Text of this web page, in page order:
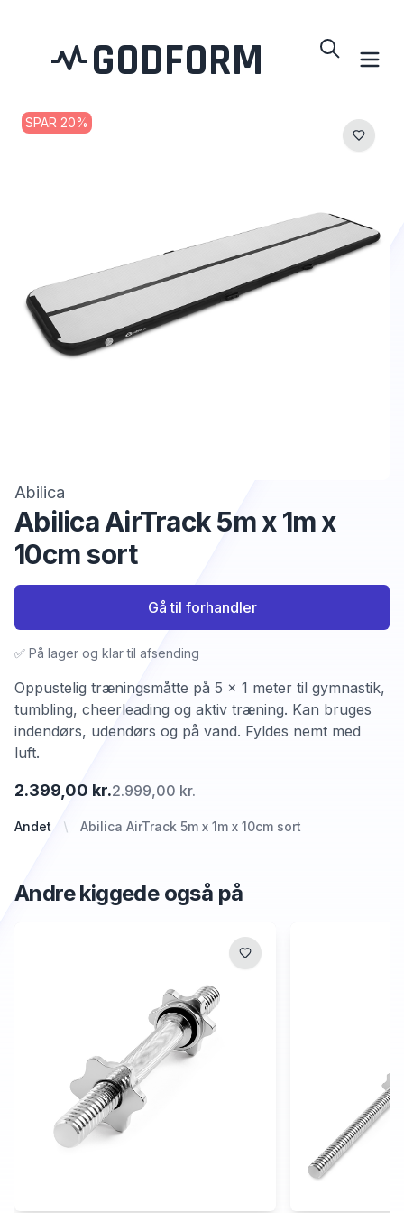
GODFORM
Abilica
Abilica AirTrack 5m x 1m x
10cm sort
Andet Abilica AirTrack 5m x 1m x 10cm sort
2.399,00 kr.2.999,00 kr.
Oppustelig træningsmåtte på 5 x 1 meter til gymnastik,
tumbling, cheerleading og aktiv træning. Kan bruges
indendørs, udendørs og på vand. Fyldes nemt med
luft.
✅ På lager og klar til afsending
Gå til forhandler
SPAR 20%
Andre kiggede også på